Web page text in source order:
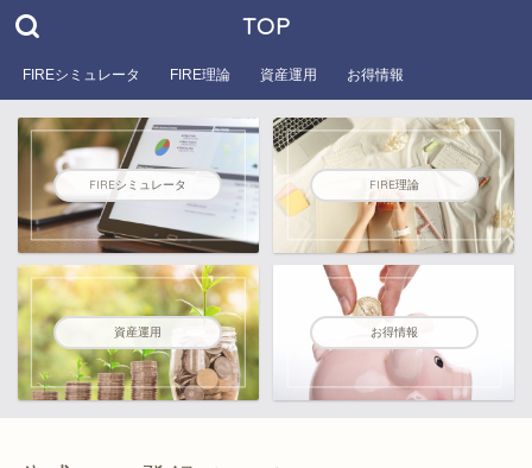
TOP
FIREシミュレータ FIRE理論 資産運用 お得情報
FIREシミュレータ FIRE理論
資産運用 お得情報